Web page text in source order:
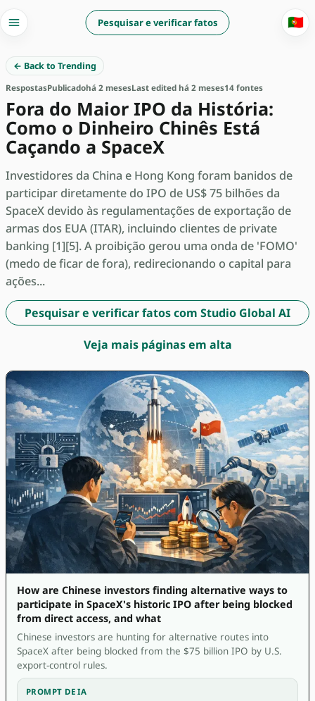
Pesquisar e verificar fatos 🇵🇹
← Back to Trending
RespostasPublicadohá 2 mesesLast edited há 2 meses14 fontes
Fora do Maior IPO da História:
Como o Dinheiro Chinês Está
Caçando a SpaceX
Investidores da China e Hong Kong foram banidos de
participar diretamente do IPO de US$ 75 bilhões da
SpaceX devido às regulamentações de exportação de
armas dos EUA (ITAR), incluindo clientes de private
banking [1][5]. A proibição gerou uma onda de 'FOMO'
(medo de ficar de fora), redirecionando o capital para
ações...
Pesquisar e verificar fatos com Studio Global AI
Veja mais páginas em alta
How are Chinese investors finding alternative ways to
participate in SpaceX's historic IPO after being blocked
from direct access, and what
Chinese investors are hunting for alternative routes into
SpaceX after being blocked from the $75 billion IPO by U.S.
export-control rules.
PROMPT DE IA